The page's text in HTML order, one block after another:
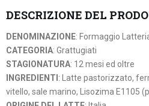
DESCRIZIONE DEL
DENOMINAZIONE: Formaggio
CATEGORIA: Grattugiati
STAGIONATURA: 12 mesi ed oltre
INGREDIENTI : Latte pastorizzato,
vitello, sale marino, Lisozima E1105